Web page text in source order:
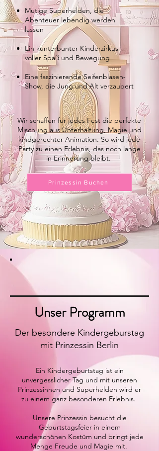
Wir schaffen für jedes Fest die perfekte
Mischung aus Unterhaltung, Magie und
kindgerechter Animation. So wird jede
Party zu einen Erlebnis, das noch lange
in Erinnerung bleibt.
Mutige Superhelden, die
Abenteuer lebendig werden
lassen
Ein kunterbunter Kinderzirkus
voller Spaß und Bewegung
Eine faszinierende Seifenblasen-
Show, die Jung und Alt verzaubert
Prinzessin Buchen
Unser Programm
Der besondere Kindergeburstag
mit Prinzessin Berlin
Ein Kindergeburtstag ist ein
unvergesslicher Tag und mit unseren
Prinzessinnen und Superhelden wird er
zu einem ganz besonderen Erlebnis.
Unsere Prinzessin besucht die
Geburtstagsfeier in einem
wunderschönen Kostüm und bringt jede
Menge Freude und Magie mit.